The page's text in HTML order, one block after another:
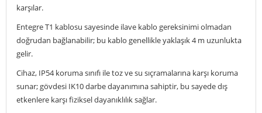
karşılar.
Entegre T1 kablosu sayesinde ilave kablo gereksinimi olmadan
doğrudan bağlanabilir; bu kablo genellikle yaklaşık 4 m uzunlukta
gelir.
Cihaz, IP54 koruma sınıfı ile toz ve su sıçramalarına karşı koruma
sunar; gövdesi IK10 darbe dayanımına sahiptir, bu sayede dış
etkenlere karşı fiziksel dayanıklılık sağlar.